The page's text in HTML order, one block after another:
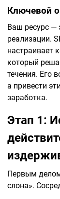
Ключевой
Ваш ресурс —
реализации.
настраивает
который
течения. Его
а привести
заработка.
Этап 1:
Первым
слона».